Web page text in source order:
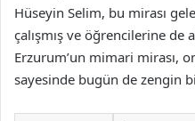
Hüseyin Selim, bu mirası
çalışmış ve öğrencilerine de
Erzurum’un mimari mirası,
sayesinde bugün de zengin